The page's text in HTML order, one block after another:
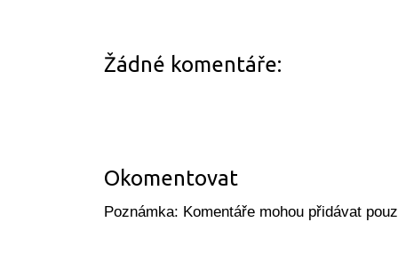
Žádné komentáře:
Okomentovat
Poznámka: Komentáře mohou přidávat